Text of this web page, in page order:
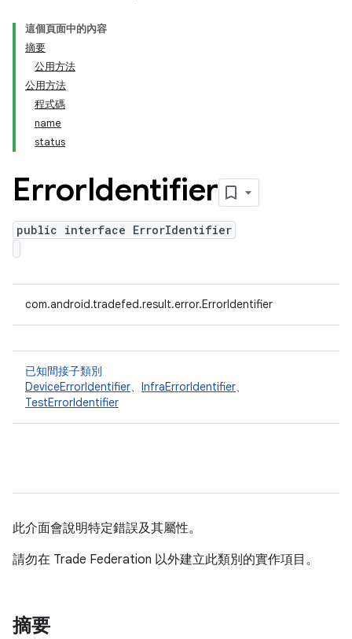
這個頁面中的內容
摘要
公用方法
公用方法
程式碼
name
status
ErrorIdentifier
public interface ErrorIdentifier
com.android.tradefed.result.error.ErrorIdentifier
已知間接子類別
DeviceErrorIdentifier、 InfraErrorIdentifier、
TestErrorIdentifier
此介面會說明特定錯誤及其屬性。
請勿在 Trade Federation 以外建立此類別的實作項目。
摘要